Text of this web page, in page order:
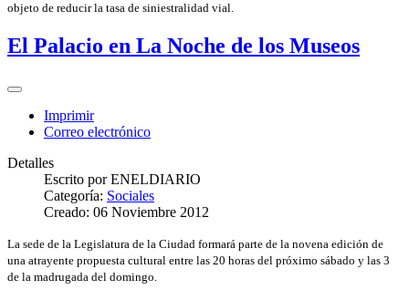
objeto de reducir la tasa de siniestralidad vial.
El Palacio en La Noche de los Museos
Imprimir
Correo electrónico
Detalles
Escrito porENELDIARIO
Categoría: Sociales
Creado: 06 Noviembre 2012
La sede de la Legislatura de la Ciudad formará parte de la novena edición de
una atrayente propuesta cultural entre las 20 horas del próximo sábado y las 3
de la madrugada del domingo.